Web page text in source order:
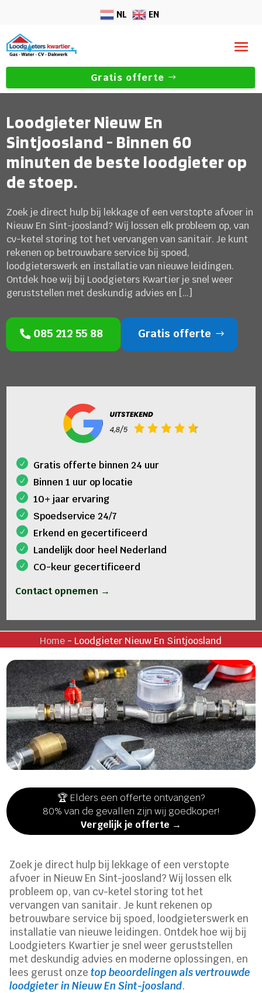
NL EN
Gratis offerte
Loodgieter Nieuw En
Sintjoosland - Binnen 60
minuten de beste loodgieter op
de stoep.
Zoek je direct hulp bij lekkage of een verstopte afvoer in
Nieuw En Sint-joosland? Wij lossen elk probleem op, van
cv-ketel storing tot het vervangen van sanitair. Je kunt
rekenen op betrouwbare service bij spoed,
loodgieterswerk en installatie van nieuwe leidingen.
Ontdek hoe wij bij Loodgieters Kwartier je snel weer
geruststellen met deskundig advies en […]
085 212 55 88 Gratis offerte
Gratis offerte binnen 24 uur
Binnen 1 uur op locatie
10+ jaar ervaring
Spoedservice 24/7
Erkend en gecertificeerd
Landelijk door heel Nederland
CO-keur gecertificeerd
Contact opnemen →
Home - Loodgieter Nieuw En Sintjoosland
🏆 Elders een offerte ontvangen?
80% van de gevallen zijn wij goedkoper!
Vergelijk je offerte →
Zoek je direct hulp bij lekkage of een verstopte
afvoer in Nieuw En Sint-joosland? Wij lossen elk
probleem op, van cv-ketel storing tot het
vervangen van sanitair. Je kunt rekenen op
betrouwbare service bij spoed, loodgieterswerk en
installatie van nieuwe leidingen. Ontdek hoe wij bij
Loodgieters Kwartier je snel weer geruststellen
met deskundig advies en moderne oplossingen, en
lees gerust onzetop beoordelingen als vertrouwde
loodgieter in Nieuw En Sint-joosland.